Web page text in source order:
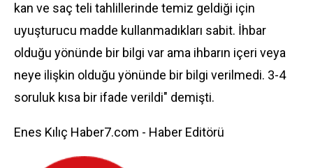
kan ve saç teli tahlillerinde temiz geldiği için
uyuşturucu madde kullanmadıkları sabit. İhbar
olduğu yönünde bir bilgi var ama ihbarın içeri veya
neye ilişkin olduğu yönünde bir bilgi verilmedi. 3-4
soruluk kısa bir ifade verildi" demişti.
Enes Kılıç Haber7.com - Haber Editörü